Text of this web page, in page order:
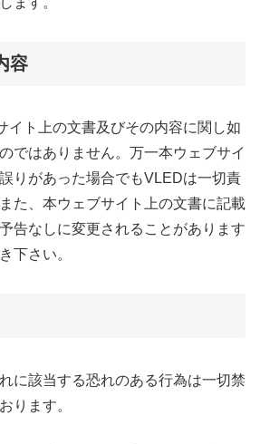
容
イト上の文書及びその内容に関し如
ではありません。万一本ウェブサイ
りがあった場合でもVLEDは一切責
た、本ウェブサイト上の文書に記載
告なしに変更されることがあります
下さい。
に該当する恐れのある行為は一切禁
ります。